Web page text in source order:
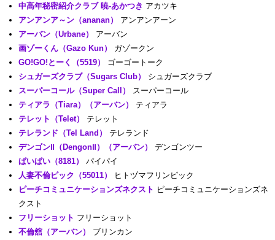
中高年秘密紹介クラブ 暁-あかつき アカツキ
アンアンア～ン（ananan）
アンアンアーン
アーバン（Urbane）
アーバン
画ゾーくん（Gazo Kun）
ガゾークン
GO!GO!とーく（5519）
ゴーゴートーク
シュガーズクラブ（Sugars Club）
シュガーズクラブ
スーパーコール（Super Call）
スーパーコール
ティアラ（Tiara）（アーバン）
ティアラ
テレット（Telet）
テレット
テレランド（Tel Land）
テレランド
デンゴンⅡ（DengonⅡ）（アーバン）
デンゴンツー
ぱいぱい（8181）
パイパイ
人妻不倫ピック（55011）
ヒトヅマフリンピック
ピーチコミュニケーションズネクスト ピーチコミュニケーションズネ
クスト
フリーショット フリーショット
不倫舘（アーバン）
ブリンカン